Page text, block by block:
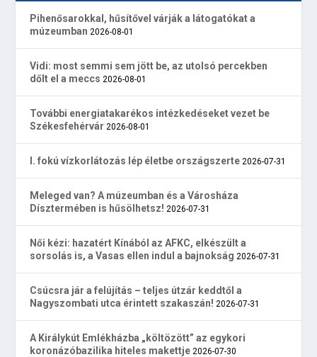
Pihenősarokkal, hűsítővel várják a látogatókat a
múzeumban 2026-08-01
Vidi: most semmi sem jött be, az utolsó percekben
dőlt el a meccs 2026-08-01
További energiatakarékos intézkedéseket vezet be
Székesfehérvár 2026-08-01
I. fokú vízkorlátozás lép életbe országszerte 2026-07-31
Meleged van? A múzeumban és a Városháza
Dísztermében is hűsölhetsz! 2026-07-31
Női kézi: hazatért Kínából az AFKC, elkészült a
sorsolás is, a Vasas ellen indul a bajnokság 2026-07-31
Csúcsra jár a felújítás – teljes útzár keddtől a
Nagyszombati utca érintett szakaszán! 2026-07-31
A Királykút Emlékházba „költözött” az egykori
koronázóbazilika hiteles makettje 2026-07-30